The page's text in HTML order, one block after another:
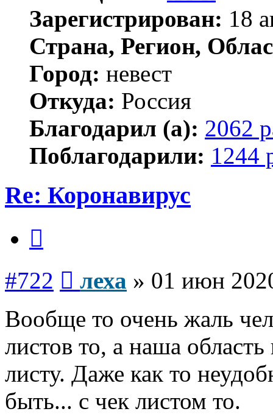
Зарегистрирован: 18
Страна, Регион,
Город: невест
Откуда: Россия
Благодарил (а): 2062
Поблагодарили: 1244
Re: Коронавирус
#722 леха » 01 июн
Вообще то очень жаль
листов то, а наша
листу. Даже как то
быть... с чек листом то.